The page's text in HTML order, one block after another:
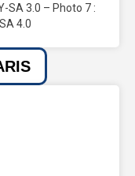
SA 3.0 – Photo 7 :
4.0